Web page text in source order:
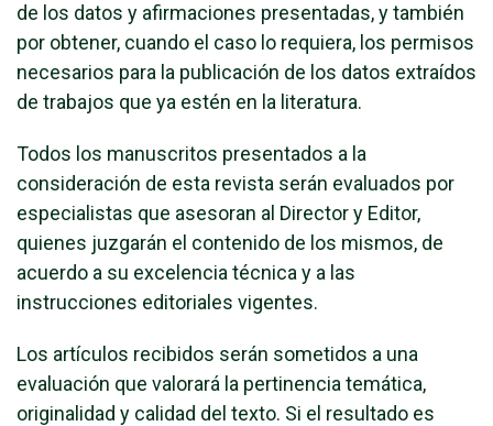
de los datos y afirmaciones presentadas, y también
por obtener, cuando el caso lo requiera, los permisos
necesarios para la publicación de los datos extraídos
de trabajos que ya estén en la literatura.
Todos los manuscritos presentados a la
consideración de esta revista serán evaluados por
especialistas que asesoran al Director y Editor,
quienes juzgarán el contenido de los mismos, de
acuerdo a su excelencia técnica y a las
instrucciones editoriales vigentes.
Los artículos recibidos serán sometidos a una
evaluación que valorará la pertinencia temática,
originalidad y calidad del texto. Si el resultado es